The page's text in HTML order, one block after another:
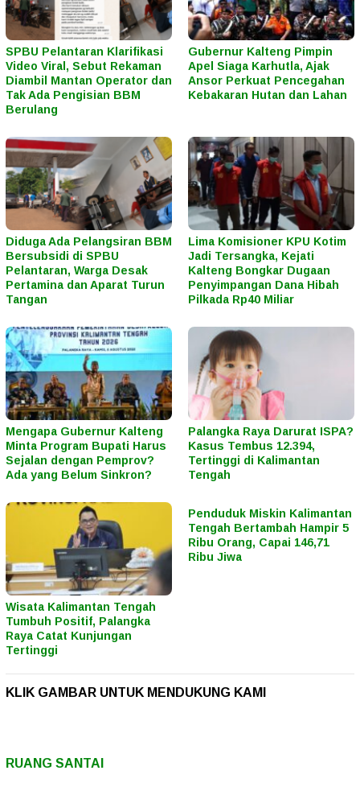
SPBU Pelantaran Klarifikasi
Video Viral, Sebut Rekaman
Diambil Mantan Operator dan
Tak Ada Pengisian BBM
Berulang
Gubernur Kalteng Pimpin
Apel Siaga Karhutla, Ajak
Ansor Perkuat Pencegahan
Kebakaran Hutan dan Lahan
Diduga Ada Pelangsiran BBM
Bersubsidi di SPBU
Pelantaran, Warga Desak
Pertamina dan Aparat Turun
Tangan
Lima Komisioner KPU Kotim
Jadi Tersangka, Kejati
Kalteng Bongkar Dugaan
Penyimpangan Dana Hibah
Pilkada Rp40 Miliar
Mengapa Gubernur Kalteng
Minta Program Bupati Harus
Sejalan dengan Pemprov?
Ada yang Belum Sinkron?
Palangka Raya Darurat ISPA?
Kasus Tembus 12.394,
Tertinggi di Kalimantan
Tengah
Wisata Kalimantan Tengah
Tumbuh Positif, Palangka
Raya Catat Kunjungan
Tertinggi
Penduduk Miskin Kalimantan
Tengah Bertambah Hampir 5
Ribu Orang, Capai 146,71
Ribu Jiwa
KLIK GAMBAR UNTUK MENDUKUNG KAMI
RUANG SANTAI